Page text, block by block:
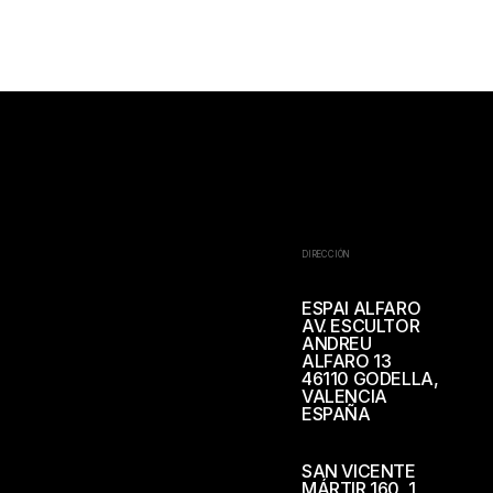
DIRECCIÓN
ESPAI ALFARO
AV. ESCULTOR
ANDREU
ALFARO 13
46110 GODELLA,
VALENCIA
ESPAÑA
SAN VICENTE
MÁRTIR 160, 1